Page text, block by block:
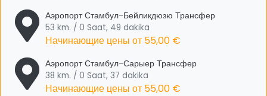
Аэропорт Стамбул-Бейликдюзю Трансфер
53 km. / 0 Saat, 49 dakika
Начинающие цены от 55,00 €
Аэропорт Стамбул-Сарыер Трансфер
38 km. / 0 Saat, 37 dakika
Начинающие цены от 55,00 €